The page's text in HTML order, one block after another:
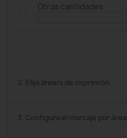
Otras cantidades
2. Elija área/s de impresión
3. Configura el marcaje por área